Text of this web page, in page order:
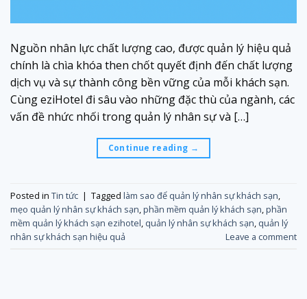
Nguồn nhân lực chất lượng cao, được quản lý hiệu quả
chính là chìa khóa then chốt quyết định đến chất lượng
dịch vụ và sự thành công bền vững của mỗi khách sạn.
Cùng eziHotel đi sâu vào những đặc thù của ngành, các
vấn đề nhức nhối trong quản lý nhân sự và […]
Continue reading →
Posted in Tin tức | Tagged làm sao để quản lý nhân sự khách sạn,
mẹo quản lý nhân sự khách sạn,phần mềm quản lý khách sạn,phần
mềm quản lý khách sạn ezihotel, quản lý nhân sự khách sạn, quản lý
nhân sự khách sạn hiệu quả
Leave a comment